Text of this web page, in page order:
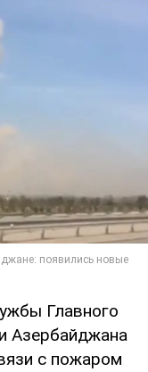
Главного
Азербайджана
с пожаром